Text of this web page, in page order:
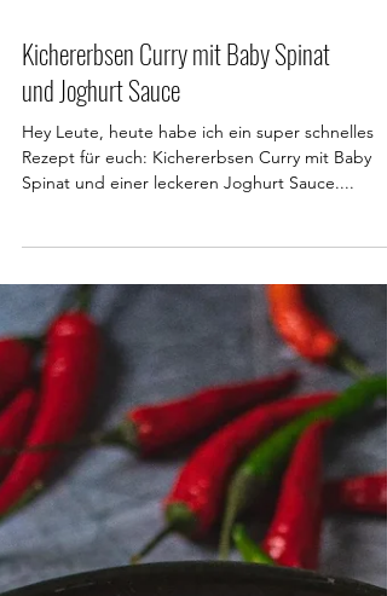
Kichererbsen Curry mit Baby Spinat
und Joghurt Sauce
Hey Leute, heute habe ich ein super schnelles